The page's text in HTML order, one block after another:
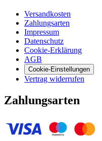
Versandkosten
Zahlungsarten
Impressum
Datenschutz
Cookie-Erklärung
AGB
Cookie-Einstellungen
Vertrag widerrufen
Zahlungsarten